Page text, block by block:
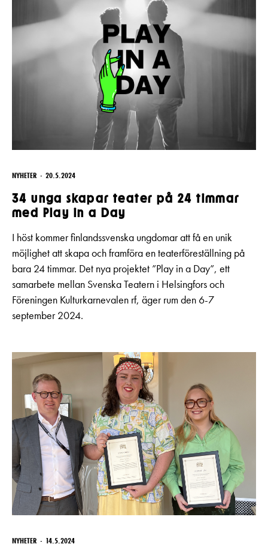
NYHETER 20.5.2024
34 unga skapar teater på 24 timmar
med Play in a Day
I höst kommer finlandssvenska ungdomar att få en unik
möjlighet att skapa och framföra en teaterföreställning på
bara 24 timmar. Det nya projektet ”Play in a Day”, ett
samarbete mellan Svenska Teatern i Helsingfors och
Föreningen Kulturkarnevalen rf, äger rum den 6-7
september 2024.
NYHETER 14.5.2024